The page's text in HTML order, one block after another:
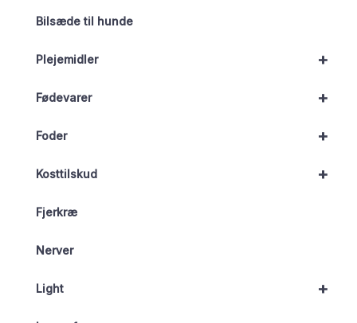
Bilsæde til hunde
+
Plejemidler
+
Fødevarer
+
Foder
+
Kosttilskud
Fjerkræ
Nerver
+
Light